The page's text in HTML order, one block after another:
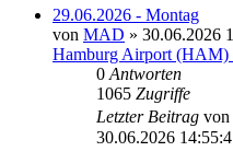
29.06.2026 - Montag
von MAD » 30.06.2026
Hamburg Airport
0 Antworten
1065 Zugriffe
Letzter Beitrag von
30.06.2026